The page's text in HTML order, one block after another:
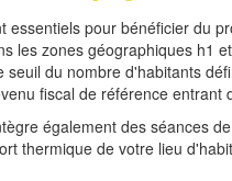
essentiels pour bénéficier du
les zones géographiques h1
seuil du nombre d'habitants
fiscal de référence entrant
également des séances
thermique de votre lieu